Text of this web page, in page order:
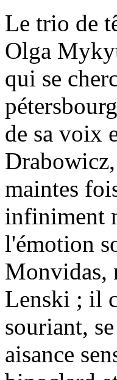
Le trio de
Olga
qui se
de sa voix
maintes
infiniment
l'émotion
Monvidas,
Lenski ; il
souriant,
aisance